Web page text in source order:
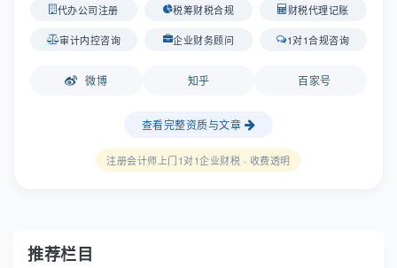
代办公司注册 税筹财税合规 财税代理记账
审计内控咨询 企业财务顾问 1对1合规咨询
微博 知乎 百家号
查看完整资质与文章
注册会计师上门1对1企业财税 · 收费透明
推荐栏目